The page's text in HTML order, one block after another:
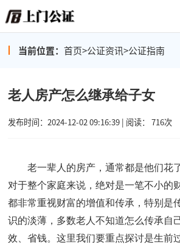
当前位置： 首页>公证资讯>公证指南
老人房产怎么继承给子女
发布时间：2024-12-02 09:16:39 | 阅读： 716次
老一辈人的房产，通常都是他们花
对于整个家庭来说，绝对是一笔不小的
都非常重视财富的增值和传承，特别是
识的淡薄，多数老人不知道怎么传承自
效、省钱。这里我们要重点探讨是生前